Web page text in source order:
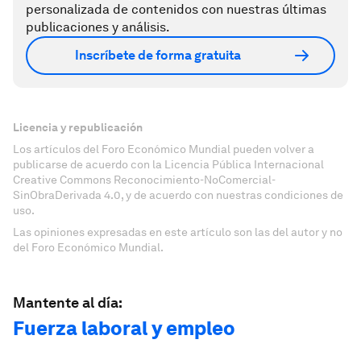
personalizada de contenidos con nuestras últimas
publicaciones y análisis.
Inscríbete de forma gratuita
Licencia y republicación
Los artículos del Foro Económico Mundial pueden volver a
publicarse de acuerdo con la Licencia Pública Internacional
Creative Commons Reconocimiento-NoComercial-
SinObraDerivada 4.0, y de acuerdo con nuestras condiciones de
uso.
Las opiniones expresadas en este artículo son las del autor y no
del Foro Económico Mundial.
Mantente al día:
Fuerza laboral y empleo